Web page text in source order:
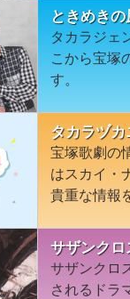
ときめき
タカラジェ
こから宝塚
す。
タカラヅカ
宝塚歌劇の
はスカイ・
貴重な情報
サザンクロ
サザンクロ
されるドラ